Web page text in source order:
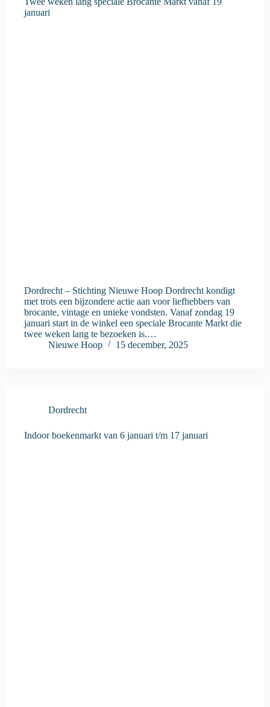
januari
Dordrecht – Stichting Nieuwe Hoop Dordrecht kondigt
met trots een bijzondere actie aan voor liefhebbers van
brocante, vintage en unieke vondsten. Vanaf zondag 19
januari start in de winkel een speciale Brocante Markt die
twee weken lang te bezoeken is.…
Nieuwe Hoop
15 december, 2025
Dordrecht
Indoor boekenmarkt van 6 januari t/m 17 januari